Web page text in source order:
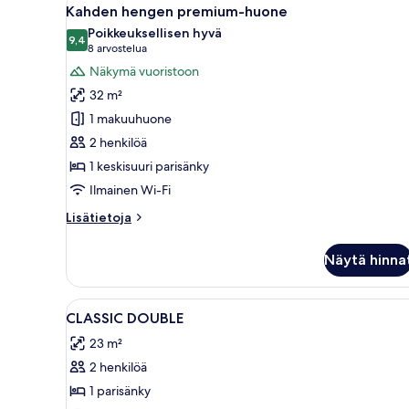
kaikki
huonetyypin
Kahden
hengen
premium-
huone
kuvat
11
Kahden hengen premium-huone
9,49,4 kautta 10
Poikkeuksellisen hyvä
8 arvostelua
(8
arvostelua)
Näkymä vuoristoon
32 m²
1 makuuhuone
2 henkilöä
1 keskisuuri parisänky
Ilmainen Wi-Fi
Lisätietoja
Lisätietoja
premium-
huone
Näytä
Avaa
kaikki
huonetyypin
CLASSIC
DOUBLE
Siististi pedattu sänky, jossa
5
CLASSIC DOUBLE
23 m²
2 henkilöä
1 parisänky